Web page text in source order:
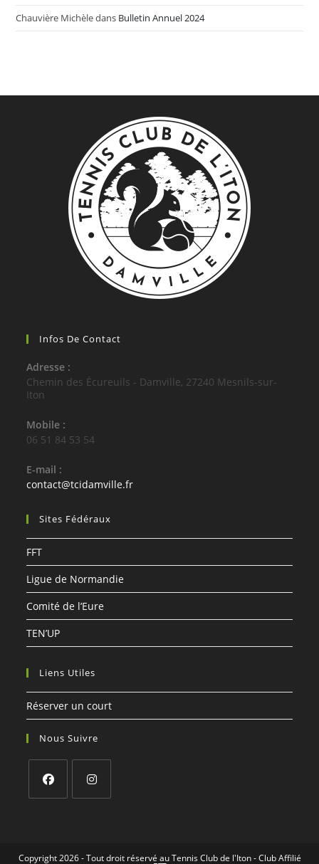
Chauvière Michèledans Bulletin Annuel 2024
Infos De Contact
Adresse :
Chemin des Écureuils - Damville, 27240 Mesnils-sur-
Iton
Mobile :
06 51 84 53 54
E-mail :
contact@tcidamville.frS’ouvre
Sites Fédéraux
FFT
Ligue de Normandie
Comité de l’Eure
TEN’UP
Liens Utiles
Réserver un court
Nous Suivre
nouvel
nouvel
Copyright 2026 - Tout droit réservé au Tennis Club de l'Iton - Club Affilié